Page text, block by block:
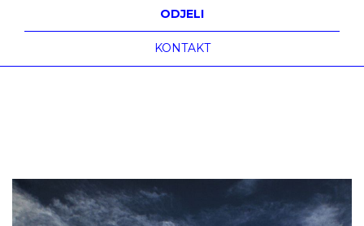
ODJELI
KONTAKT